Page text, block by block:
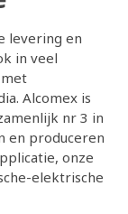
levering en
in veel
Alcomex is
nr 3 in
en produceren
onze
elektrische